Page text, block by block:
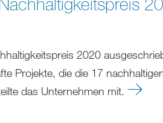
2020
Projekte, die die 17
das Unternehmen mit.